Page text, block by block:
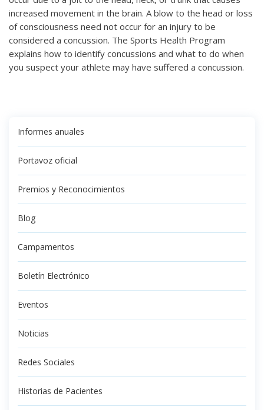
increased movement in the brain. A blow to the head or loss
of consciousness need not occur for an injury to be
considered a concussion. The Sports Health Program
explains how to identify concussions and what to do when
you suspect your athlete may have suffered a concussion.
Informes anuales
Portavoz oficial
Premios y Reconocimientos
Blog
Campamentos
Boletín Electrónico
Eventos
Noticias
Redes Sociales
Historias de Pacientes